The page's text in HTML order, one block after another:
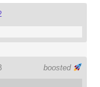
boosted